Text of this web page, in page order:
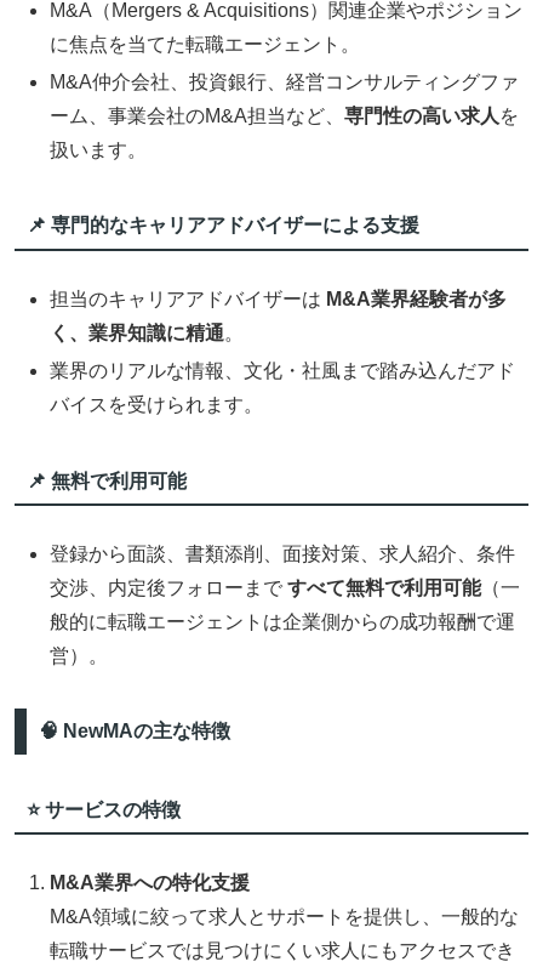
M&A（Mergers & Acquisitions）関連企業やポジション
に焦点を当てた転職エージェント。
M&A仲介会社、投資銀行、経営コンサルティングファ
ーム、事業会社のM&A担当など、専門性の高い求人 を
扱います。
📌 専門的なキャリアアドバイザーによる支援
担当のキャリアアドバイザーは M&A業界経験者が多
く、業界知識に精通。
業界のリアルな情報、文化・社風まで踏み込んだアド
バイスを受けられます。
📌 無料で利用可能
登録から面談、書類添削、面接対策、求人紹介、条件
交渉、内定後フォローまですべて無料で利用可能（一
般的に転職エージェントは企業側からの成功報酬で運
営）。
🧠 NewMAの主な特徴
⭐ サービスの特徴
M&A業界への特化支援
M&A領域に絞って求人とサポートを提供し、一般的な
転職サービスでは見つけにくい求人にもアクセスでき